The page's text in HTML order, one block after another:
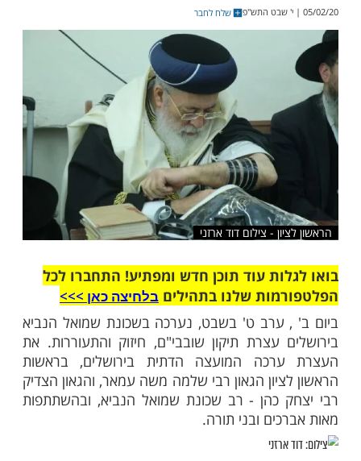
עצרת תיקון שובבי"ם בראשותם של ראש"ל
והגר"י כהן - רב שכונת שמואל הנביא בעיר
- צילום דוד ארזני
עוד תוכן חדש ומפתיע! התחברו לכל
שלנו בתהילים